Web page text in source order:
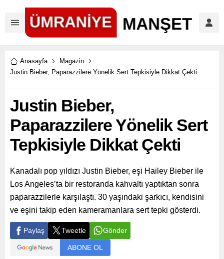
Anasayfa
Magazin
Justin Bieber, Paparazzilere Yönelik Sert Tepkisiyle Dikkat Çekti
Justin Bieber,
Paparazzilere Yönelik Sert
Tepkisiyle Dikkat Çekti
Kanadalı pop yıldızı Justin Bieber, eşi Hailey Bieber ile
Los Angeles’ta bir restoranda kahvaltı yaptıktan sonra
paparazzilerle karşılaştı. 30 yaşındaki şarkıcı, kendisini
ve eşini takip eden kameramanlara sert tepki gösterdi.
Paylaş Tweetle Gönder
ABONE OL